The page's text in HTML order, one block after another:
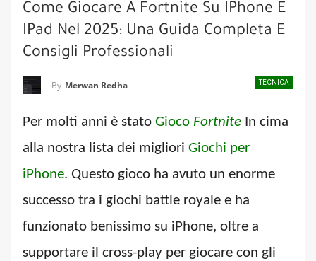
Come Giocare A Fortnite Su IPhone E
IPad Nel 2025: Una Guida Completa E
Consigli Professionali
TECNICA
By Merwan Redha
Per molti anni è stato Gioco Fortnite In cima
alla nostra lista dei migliori Giochi per
iPhone. Questo gioco ha avuto un enorme
successo tra i giochi battle royale e ha
funzionato benissimo su iPhone, oltre a
supportare il cross-play per giocare con gli